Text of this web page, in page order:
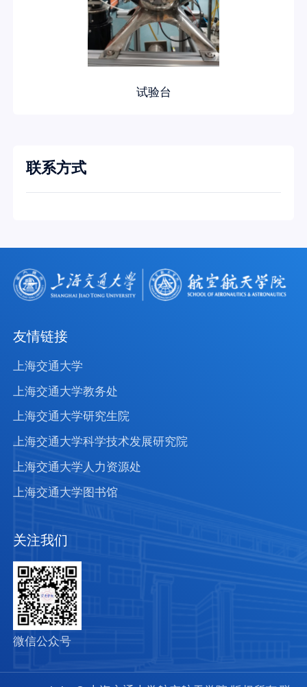
试验台
联系方式
友情链接
上海交通大学
上海交通大学教务处
上海交通大学研究生院
上海交通大学科学技术发展研究院
上海交通大学人力资源处
上海交通大学图书馆
关注我们
微信公众号